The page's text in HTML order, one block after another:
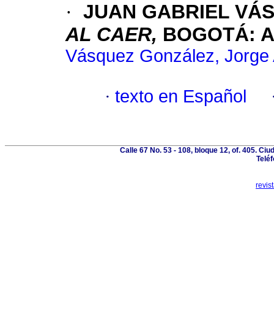
· JUAN GABRIEL
AL CAER, BOGOTÁ:
Vásquez González, Jorge
· texto en Español
Calle 67 No. 53 - 108, bloque 12, of. 405.